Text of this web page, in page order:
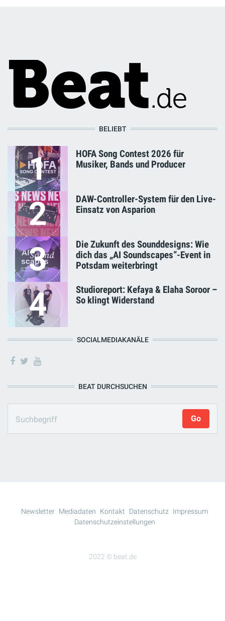
BELIEBT
1
HOFA Song Contest 2026 für
Musiker, Bands und Producer
2
DAW-Controller-System für den Live-
Einsatz von Asparion
3
Die Zukunft des Sounddesigns: Wie
dich das „AI Soundscapes“-Event in
Potsdam weiterbringt
4
Studioreport: Kefaya & Elaha Soroor –
So klingt Widerstand
SOCIALMEDIAKANÄLE
BEAT DURCHSUCHEN
2022 © beat.de
Newsletter Mediadaten Kontakt Datenschutz
Impressum
Datenschutzeinstellungen